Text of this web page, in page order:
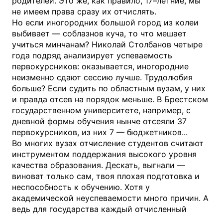
не имеем права сразу их отчислять.
Но если иногородних большой город из колеи
выбивает — соблазнов куча, то что мешает
учиться минчанам? Николай Столбанов четыре
года подряд анализирует успеваемость
первокурсников: оказывается, иногородние
неизменно сдают сессию лучше. Трудолюбия
больше? Если судить по областным вузам, у них
и правда отсев на порядок меньше. В Брестском
государственном университете, например, с
дневной формы обучения нынче отсеяли 37
первокурсников, из них 7 — бюджетников...
Во многих вузах отчисление студентов считают
инструментом поддержания высокого уровня
качества образования. Дескать, выгнали —
виноват только сам, твоя плохая подготовка и
неспособность к обучению. Хотя у
академической неуспеваемости много причин. А
ведь для государства каждый отчисленный